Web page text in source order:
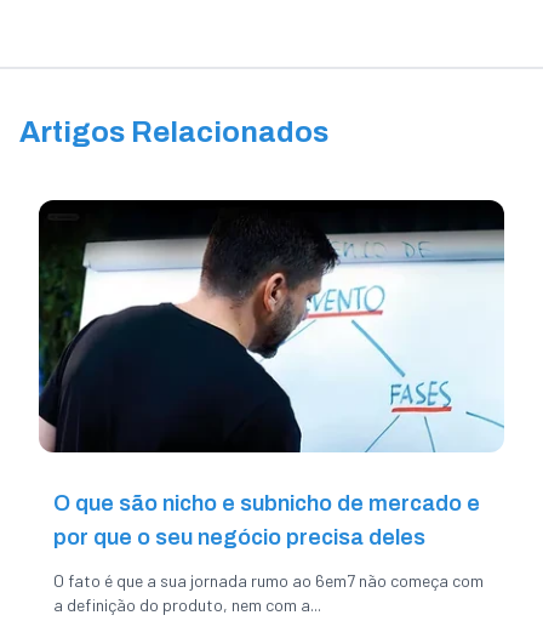
Artigos Relacionados
O que são nicho e subnicho de mercado e
por que o seu negócio precisa deles
O fato é que a sua jornada rumo ao 6em7 não começa com
a definição do produto, nem com a...